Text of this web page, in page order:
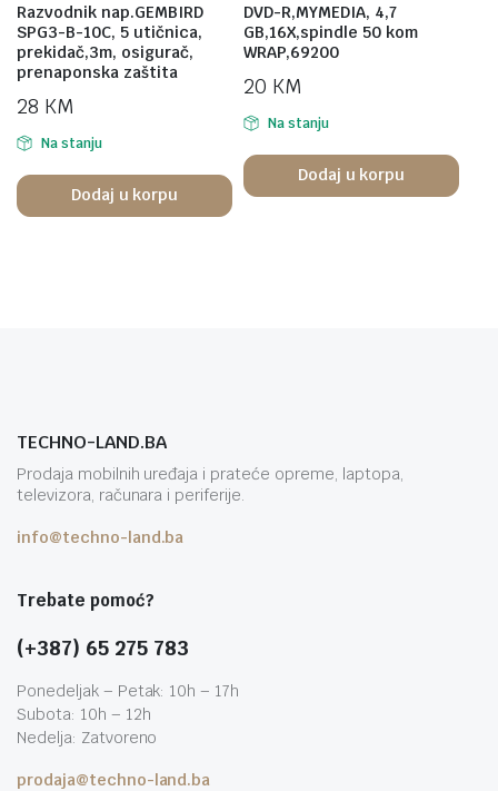
Razvodnik nap.GEMBIRD
SPG3-B-10C, 5 utičnica,
prekidač,3m, osigurač,
prenaponska zaštita
28 KM
Na stanju
Dodaj u korpu
DVD-R,MYMEDIA, 4,7
GB,16X,spindle 50 kom
WRAP,69200
20 KM
Na stanju
Dodaj u korpu
TECHNO-LAND.BA
Prodaja mobilnih uređaja i prateće opreme, laptopa,
televizora, računara i periferije.
info@techno-land.ba
Trebate pomoć?
(+387) 65 275 783
Ponedeljak – Petak: 10h – 17h
Subota: 10h – 12h
Nedelja: Zatvoreno
prodaja@techno-land.ba